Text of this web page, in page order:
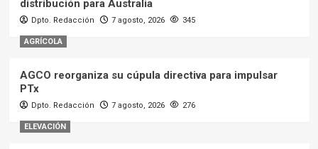
distribución para Australia
Dpto. Redacción 7 agosto, 2026 345
AGRÍCOLA
AGCO reorganiza su cúpula directiva para impulsar
PTx
Dpto. Redacción 7 agosto, 2026 276
ELEVACIÓN